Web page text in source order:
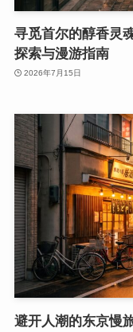
寻觅首尔的醇香灵
探索与漫游指南
2026年7月15日
避开人潮的东京慢